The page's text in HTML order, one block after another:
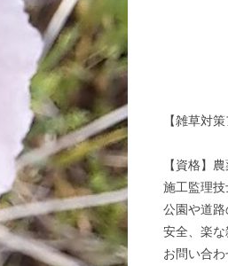
【雑草対
【資格】
施工監理技
公園や道
安全、楽な
お問い合